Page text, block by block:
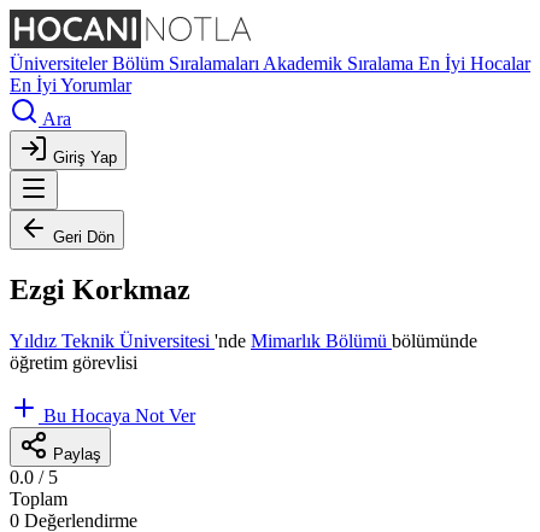
ÜniversitelerBölüm Sıralamaları Akademik Sıralama En İyi Hocalar
En İyi Yorumlar
Ara
Giriş Yap
Geri Dön
Ezgi Korkmaz
Yıldız Teknik Üniversitesi 'nde Mimarlık Bölümü bölümünde
öğretim görevlisi
Bu Hocaya Not Ver
Paylaş
0.0 / 5
Toplam
0 Değerlendirme